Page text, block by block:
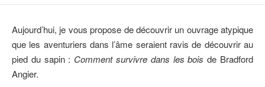
I
S
H
E
D
O
D
I
Aujourd’hui, je vous propose de découvrir un ouvrage atypique
que les aventuriers dans l’âme seraient ravis de découvrir au
pied du sapin : Comment survivre dans les bois de Bradford
Angier.